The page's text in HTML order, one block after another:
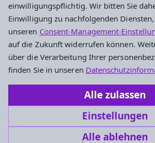
einwilligungspflichtig. Wir bitten Sie
Einwilligung zu nachfolgenden
unseren Consent-Management-
auf die Zukunft widerrufen können.
über die Verarbeitung Ihrer
finden Sie in unseren
Alle zulassen
Einstellungen
Alle ablehnen
Ev. Kirchengemeinde Nierstein
Mühlgasse 28
55283 Nierstein
Tel.: +49 6133 5687
kirchengemeinde.nierstein@ekhn.de